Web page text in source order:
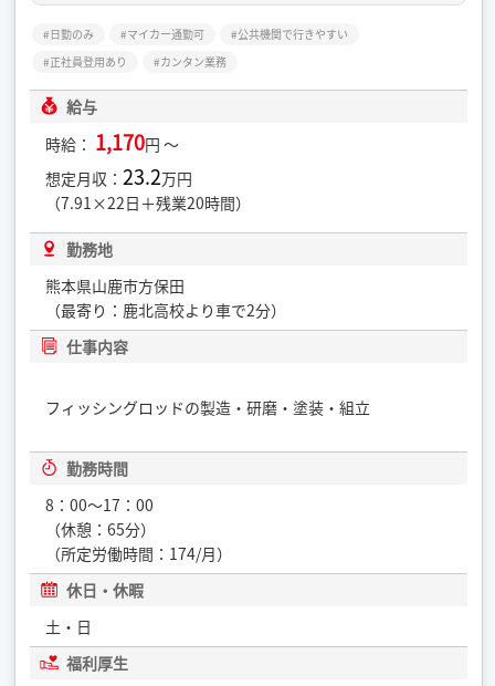
日勤のみ マイカー通勤可
公共機関で行きやすい
正社員登用あり
カンタン業務
給与
時給： 1,170円 ～
想定月収：23.2万円
（7.91×22日＋残業20時間）
勤務地
熊本県山鹿市方保田
（最寄り：鹿北高校より車で2分）
仕事内容
フィッシングロッドの製造・研磨・塗装・組立
勤務時間
8：00〜17：00
（休憩：65分）
（所定労働時間：174/月）
休日・休暇
土・日
福利厚生